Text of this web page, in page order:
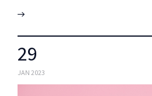
29
JAN 2023